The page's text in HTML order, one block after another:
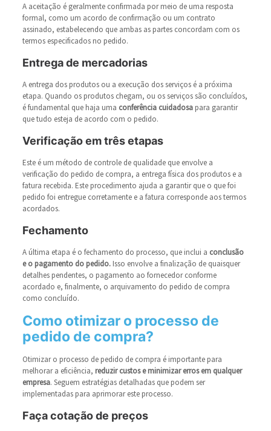
A aceitação é geralmente confirmada por meio de uma resposta
formal, como um acordo de confirmação ou um contrato
assinado, estabelecendo que ambas as partes concordam com os
termos especificados no pedido.
Entrega de mercadorias
A entrega dos produtos ou a execução dos serviços é a próxima
etapa. Quando os produtos chegam, ou os serviços são concluídos,
é fundamental que haja uma conferência cuidadosa para garantir
que tudo esteja de acordo com o pedido.
Verificação em três etapas
Este é um método de controle de qualidade que envolve a
verificação do pedido de compra, a entrega física dos produtos e a
fatura recebida. Este procedimento ajuda a garantir que o que foi
pedido foi entregue corretamente e a fatura corresponde aos termos
acordados.
Fechamento
A última etapa é o fechamento do processo, que inclui a conclusão
e o pagamento do pedido. Isso envolve a finalização de quaisquer
detalhes pendentes, o pagamento ao fornecedor conforme
acordado e, finalmente, o arquivamento do pedido de compra
como concluído.
Como otimizar o processo de
pedido de compra?
Otimizar o processo de pedido de compra é importante para
melhorar a eficiência, reduzir custos e minimizar erros em qualquer
empresa. Seguem estratégias detalhadas que podem ser
implementadas para aprimorar este processo.
Faça cotação de preços